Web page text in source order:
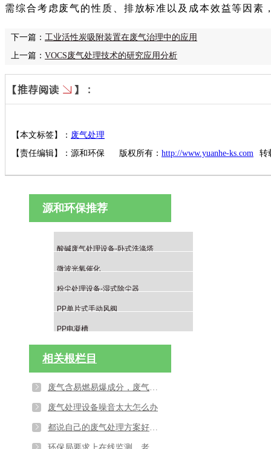
需综合考虑废气的性质、排放标准以及成本效益等因素
下一篇： 工业活性炭吸附装置在废气治理中的应用
上一篇： VOCS废气处理技术的研究应用分析
【本文标签】： 废气处理
【责任编辑】： 源和环保 版权所有： http://www.yuanhe-ks.com 转
源和环保推荐
酸碱废气处理设备-卧式洗涤塔
微波光氧催化
粉尘处理设备-湿式除尘器
PP单片式手动风阀
PP电凝槽
相关根栏目
废气含易燃易爆成分，废气处理设备如果做防爆处理
废气处理设备噪音太大怎么办
都说自己的废气处理方案好，不懂技术怕被忽悠怎么办？